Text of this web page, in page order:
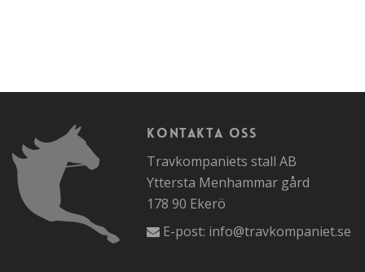
Kontakta oss
Travkompaniets stall AB
Yttersta Menhammar gård
178 90 Ekerö
E-post: info@travkompaniet.se